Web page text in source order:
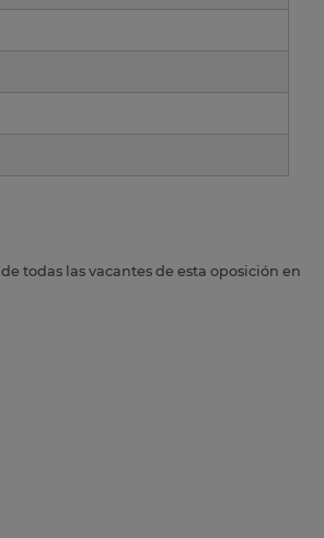
todas las vacantes de esta oposición en